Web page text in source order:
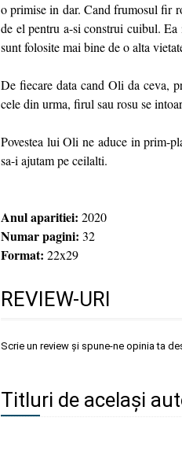
o primise in dar. Cand frumosul fir
de el pentru a-si construi cuibul.
sunt folosite mai bine de o alta
De fiecare data cand Oli da ceva,
cele din urma, firul sau rosu se
Povestea lui Oli ne aduce in prim-
sa-i ajutam pe ceilalti.
Anul aparitiei: 2020
Numar pagini: 32
Format: 22x29
REVIEW-URI
Scrie un review și spune-ne opinia ta
Titluri de același